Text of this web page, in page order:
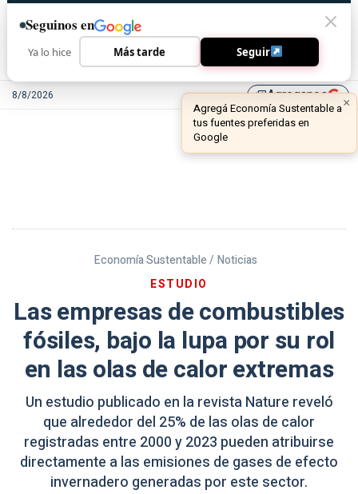
8/8/2026 library_addAgreganos
Economía Sustentable / Noticias
ESTUDIO
Las empresas de combustibles
fósiles, bajo la lupa por su rol
en las olas de calor extremas
Un estudio publicado en la revista Nature reveló
que alrededor del 25% de las olas de calor
registradas entre 2000 y 2023 pueden atribuirse
directamente a las emisiones de gases de efecto
invernadero generadas por este sector.
Seguinos en
Ya lo hice Más tarde Seguir